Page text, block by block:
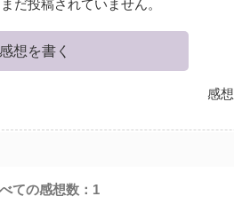
だ投稿されていません。
感想を書く
感
ての感想数： 1